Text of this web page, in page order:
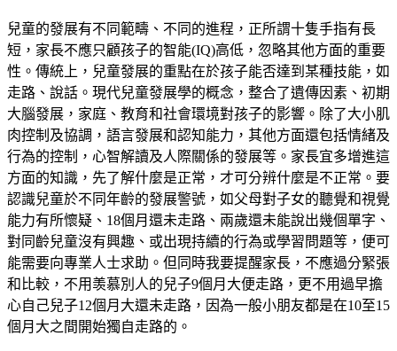
兒童的發展有不同範疇、不同的進程，正所謂十隻手指有長
短，家長不應只顧孩子的智能(IQ)高低，忽略其他方面的重要
性。傳統上，兒童發展的重點在於孩子能否達到某種技能，如
走路、說話。現代兒童發展學的概念，整合了遺傳因素、初期
大腦發展，家庭、教育和社會環境對孩子的影響。除了大小肌
肉控制及協調，語言發展和認知能力，其他方面還包括情緒及
行為的控制，心智解讀及人際關係的發展等。家長宜多增進這
方面的知識，先了解什麼是正常，才可分辨什麼是不正常。要
認識兒童於不同年齡的發展警號，如父母對子女的聽覺和視覺
能力有所懷疑、18個月還未走路、兩歲還未能說出幾個單字、
對同齡兒童沒有興趣、或出現持續的行為或學習問題等，便可
能需要向專業人士求助。但同時我要提醒家長，不應過分緊張
和比較，不用羡慕別人的兒子9個月大便走路，更不用過早擔
心自己兒子12個月大還未走路，因為一般小朋友都是在10至15
個月大之間開始獨自走路的。